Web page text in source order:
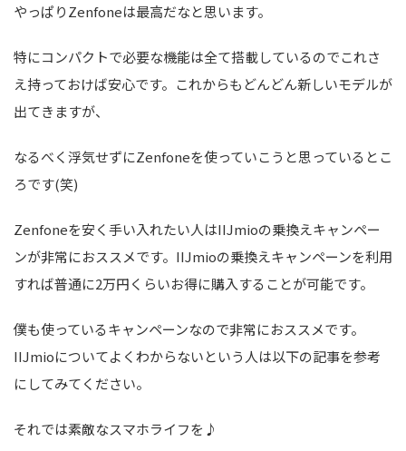
やっぱりZenfoneは最高だなと思います。
特にコンパクトで必要な機能は全て搭載しているのでこれさ
え持っておけば安心です。これからもどんどん新しいモデルが
出てきますが、
なるべく浮気せずにZenfoneを使っていこうと思っているとこ
ろです(笑)
Zenfoneを安く手い入れたい人はIIJmioの乗換えキャンペー
ンが非常におススメです。IIJmioの乗換えキャンペーンを利用
すれば普通に2万円くらいお得に購入することが可能です。
僕も使っているキャンペーンなので非常におススメです。
IIJmioについてよくわからないという人は以下の記事を参考
にしてみてください。
それでは素敵なスマホライフを♪